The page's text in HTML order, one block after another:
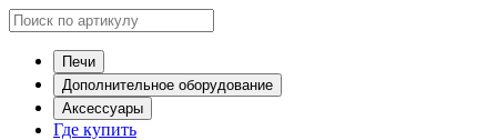
Печи
Дополнительное оборудование
Аксессуары
Где купить